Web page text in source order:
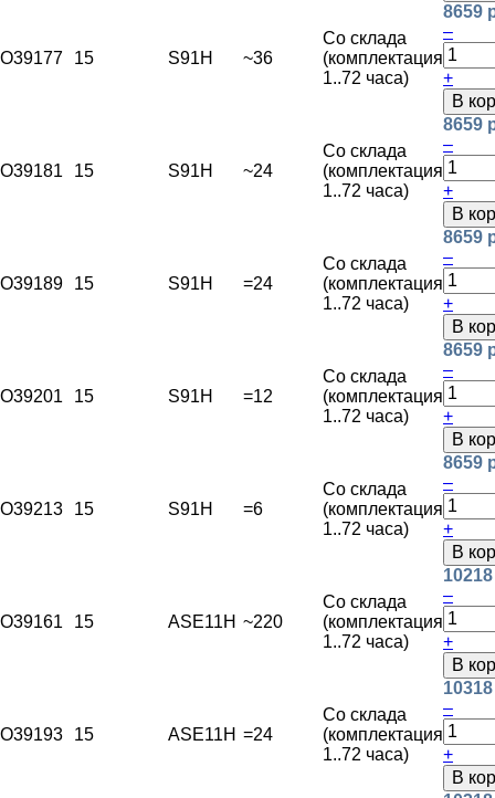
O39177 15 S91H ~36
Со склада
(комплектация
1..72 часа)
8659
–
+
В
O39181 15 S91H ~24
Со склада
(комплектация
1..72 часа)
8659
–
+
В
O39189 15 S91H =24
Со склада
(комплектация
1..72 часа)
8659
–
+
В
O39201 15 S91H =12
Со склада
(комплектация
1..72 часа)
8659
–
+
В
O39213 15 S91H =6
Со склада
(комплектация
1..72 часа)
8659
–
+
В
O39161 15 ASE11H ~220
Со склада
(комплектация
1..72 часа)
–
+
В
O39193 15 ASE11H =24
Со склада
(комплектация
1..72 часа)
–
+
В